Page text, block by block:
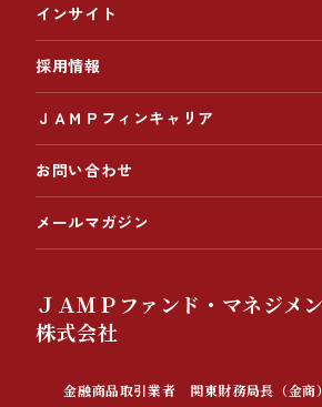
インサイト
採用情報
ＪＡＭＰフィンキャリア
お問い合わせ
メールマガジン
ＪＡＭＰファンド・マネジメ
株式会社
金融商品取引業者 関東財務局長（金商